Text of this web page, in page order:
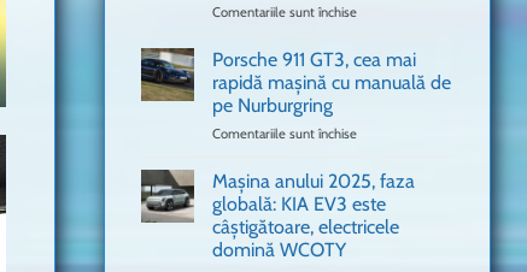
că
era
un
festival
🤭
Comentariile sunt închise
Am
pus
cu
Ford
la
un
Porsche 911 GT3, cea mai
rapidă mașină cu manuală de
pe Nurburgring
Comentariile sunt închise
911
GT3,
cea
mai
Mașina anului 2025, faza
globală: KIA EV3 este
câștigătoare, electricele
domină WCOTY